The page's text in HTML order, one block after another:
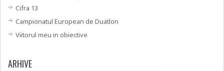
Cifra 13
Campionatul European de Duatlon
Viitorul meu in obiective
ARHIVE